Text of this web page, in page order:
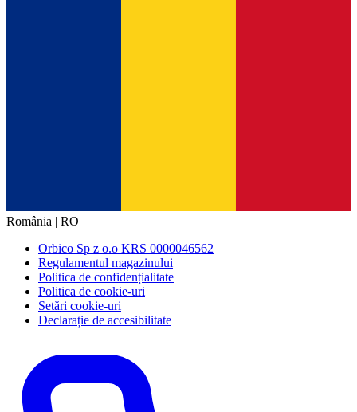
România | RO
Orbico Sp z o.o KRS 0000046562
Regulamentul magazinului
Politica de confidențialitate
Politica de cookie-uri
Setări cookie-uri
Declarație de accesibilitate